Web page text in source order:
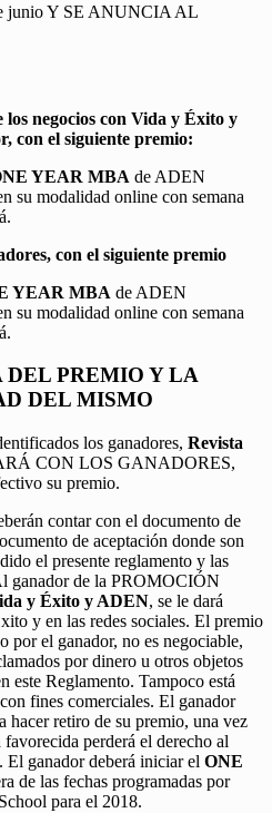
junio Y SE ANUNCIA AL
los negocios con Vida y Éxito y
con el siguiente premio:
YEAR MBA de ADEN
su modalidad online con semana
con el siguiente premio
YEAR MBA de ADEN
su modalidad online con semana
DEL PREMIO Y LA
DEL MISMO
los ganadores, Revista
CON LOS GANADORES,
su premio.
contar con el documento de
de aceptación donde son
el presente reglamento y las
ganador de la PROMOCIÓN
y Éxito y ADEN, se le dará
y en las redes sociales. El premio
por el ganador, no es negociable,
por dinero u otros objetos
este Reglamento. Tampoco está
fines comerciales. El ganador
hacer retiro de su premio, una vez
perderá el derecho al
ganador deberá iniciar el ONE
de las fechas programadas por
para el 2018.